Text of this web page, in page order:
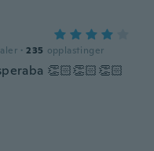
· 235 opplastinger
👏🏻👏🏻👏🏻